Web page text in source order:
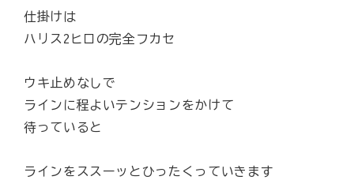
仕掛けは
ハリス2ヒロの完全フカセ
ウキ止めなしで
ラインに程よいテンションをかけて
待っていると
ラインをススーッとひったくっていきます